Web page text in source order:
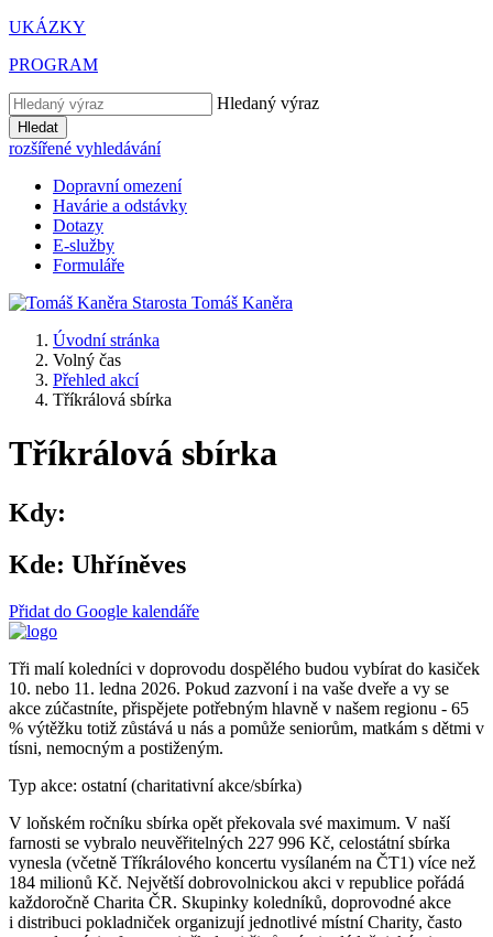
UKÁZKY
PROGRAM
Hledaný výraz
Hledat
rozšířené vyhledávání
Dopravní omezení
Havárie a odstávky
Dotazy
E-služby
Formuláře
Starosta Tomáš Kaněra
Úvodní stránka
Volný čas
Přehled akcí
Tříkrálová sbírka
Tříkrálová sbírka
Kdy:
Kde: Uhříněves
Přidat do Google kalendáře
Tři malí koledníci v doprovodu dospělého budou vybírat do kasiček
10. nebo 11. ledna 2026. Pokud zazvoní i na vaše dveře a vy se
akce zúčastníte, přispějete potřebným hlavně v našem regionu - 65
% výtěžku totiž zůstává u nás a pomůže seniorům, matkám s dětmi v
tísni, nemocným a postiženým.
Typ akce: ostatní (charitativní akce/sbírka)
V loňském ročníku sbírka opět překovala své maximum. V naší
farnosti se vybralo neuvěřitelných 227 996 Kč, celostátní sbírka
vynesla (včetně Tříkrálového koncertu vysílaném na ČT1) více než
184 milionů Kč. Největší dobrovolnickou akci v republice pořádá
každoročně Charita ČR. Skupinky koledníků, doprovodné akce
i distribuci pokladniček organizují jednotlivé místní Charity, často